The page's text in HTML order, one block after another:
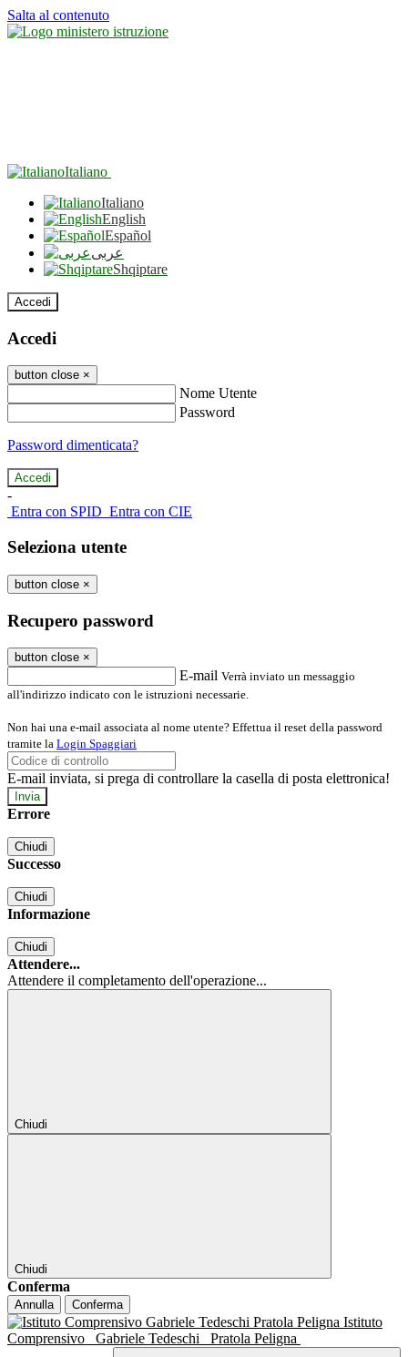
Salta al contenuto
Italiano
Italiano
English
Español
عربى
Shqiptare
Accedi
Accedi
button close ×
Nome Utente
Password
Password dimenticata?
-
Entra con SPID Entra con CIE
Seleziona utente
button close ×
Recupero password
button close ×
E-mail Verrà inviato un messaggio
all'indirizzo indicato con le istruzioni necessarie.
Non hai una e-mail associata al nome utente? Effettua il reset della password
tramite la Login Spaggiari
E-mail inviata, si prega di controllare la casella di posta elettronica!
Errore
Chiudi
Successo
Chiudi
Informazione
Chiudi
Attendere...
Attendere il completamento dell'operazione...
Chiudi
Chiudi
Conferma
Annulla Conferma
Istituto
Comprensivo
Gabriele Tedeschi Pratola Peligna